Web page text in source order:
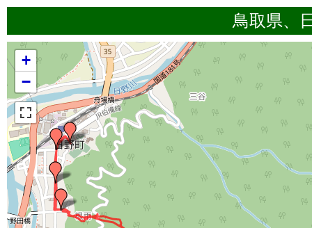
鳥取県、
+
−